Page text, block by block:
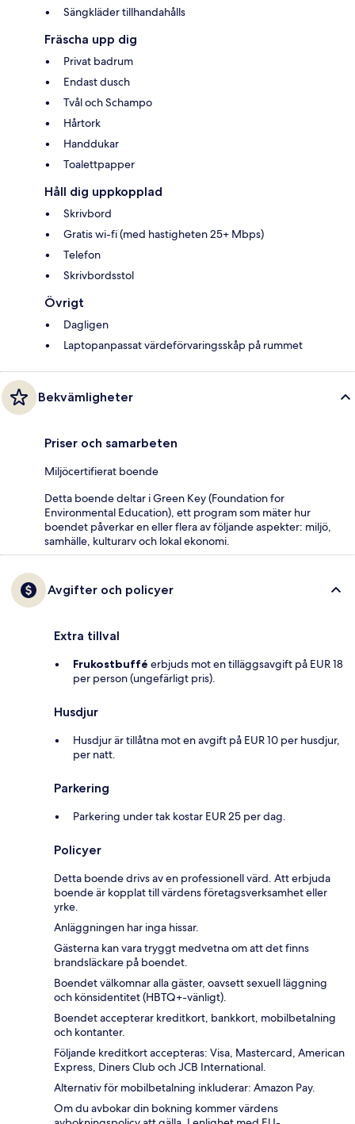
Sängkläder tillhandahålls
Fräscha upp dig
Privat badrum
Endast dusch
Tvål och Schampo
Hårtork
Handdukar
Toalettpapper
Håll dig uppkopplad
Skrivbord
Gratis wi-fi (med hastigheten 25+ Mbps)
Telefon
Skrivbordsstol
Övrigt
Dagligen
Laptopanpassat värdeförvaringsskåp på rummet
Bekvämligheter
Priser och samarbeten
Miljöcertifierat boende
Detta boende deltar i Green Key (Foundation for
Environmental Education), ett program som mäter hur
boendet påverkar en eller flera av följande aspekter: miljö,
samhälle, kulturarv och lokal ekonomi.
Avgifter och policyer
Extra tillval
Frukostbuffé erbjuds mot en tilläggsavgift på EUR 18
per person (ungefärligt pris).
Husdjur
Husdjur är tillåtna mot en avgift på EUR 10 per husdjur,
per natt.
Parkering
Parkering under tak kostar EUR 25 per dag.
Policyer
Detta boende drivs av en professionell värd. Att erbjuda
boende är kopplat till värdens företagsverksamhet eller
yrke.
Anläggningen har inga hissar.
Gästerna kan vara tryggt medvetna om att det finns
brandsläckare på boendet.
Boendet välkomnar alla gäster, oavsett sexuell läggning
och könsidentitet (HBTQ+-vänligt).
Boendet accepterar kreditkort, bankkort, mobilbetalning
och kontanter.
Följande kreditkort accepteras: Visa, Mastercard, American
Express, Diners Club och JCB International.
Alternativ för mobilbetalning inkluderar: Amazon Pay.
Om du avbokar din bokning kommer värdens